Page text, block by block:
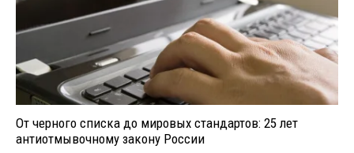
От черного списка до мировых стандартов: 25 лет
антиотмывочному закону России